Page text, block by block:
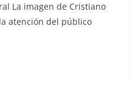
La imagen de Cristiano
atención del público